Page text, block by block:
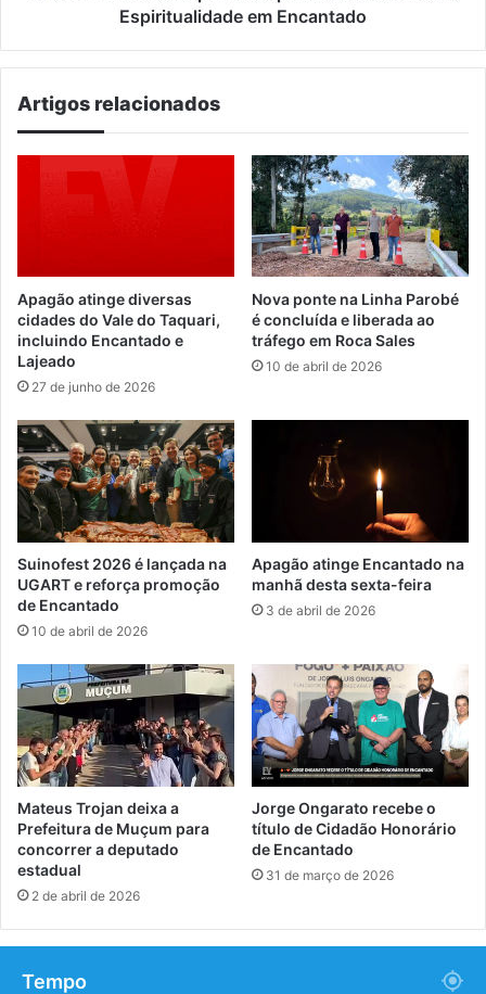
Espiritualidade em Encantado
Artigos relacionados
Apagão atinge diversas
cidades do Vale do Taquari,
incluindo Encantado e
Lajeado
27 de junho de 2026
Nova ponte na Linha Parobé
é concluída e liberada ao
tráfego em Roca Sales
10 de abril de 2026
Suinofest 2026 é lançada na
UGART e reforça promoção
de Encantado
10 de abril de 2026
Apagão atinge Encantado na
manhã desta sexta-feira
3 de abril de 2026
Mateus Trojan deixa a
Prefeitura de Muçum para
concorrer a deputado
estadual
2 de abril de 2026
Jorge Ongarato recebe o
título de Cidadão Honorário
de Encantado
31 de março de 2026
Tempo